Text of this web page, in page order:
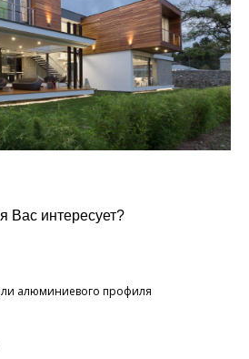
Вас интересует?
алюминиевого профиля